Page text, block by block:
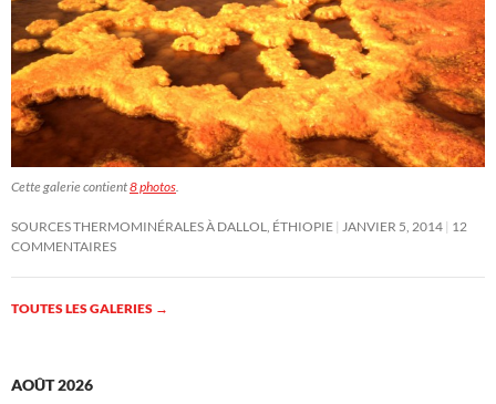
Cette galerie contient8 photos.
SOURCES THERMOMINÉRALES À DALLOL, ÉTHIOPIE JANVIER 5, 2014 12
COMMENTAIRES
TOUTES LES GALERIES →
AOÛT 2026